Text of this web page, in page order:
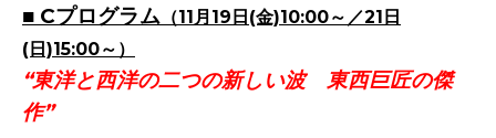
■ Cプログラム （11月19日(金)10:00～／21日
(日)15:00～）
“東洋と西洋の二つの新しい波 東西巨匠の傑
作”